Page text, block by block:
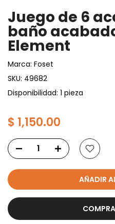
Juego de 6
baño
Element
Marca: Foset
SKU: 49682
Disponibilidad: 1 pieza
$ 1,150.00
AÑADIR